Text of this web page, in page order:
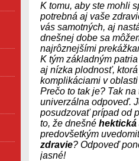
K tomu, aby ste mohli
potrebná aj vaše
vás samotných, aj
dnešnej dobe sa
najrôznejšími
K tým základným
aj nízka plodnosť,
komplikáciami v
Prečo to tak je? Tak
univerzálna odpoveď.
posudzovať prípad od
to, že dnešné hektická
predovšetkým
zdravie? Odpoveď
jasné!